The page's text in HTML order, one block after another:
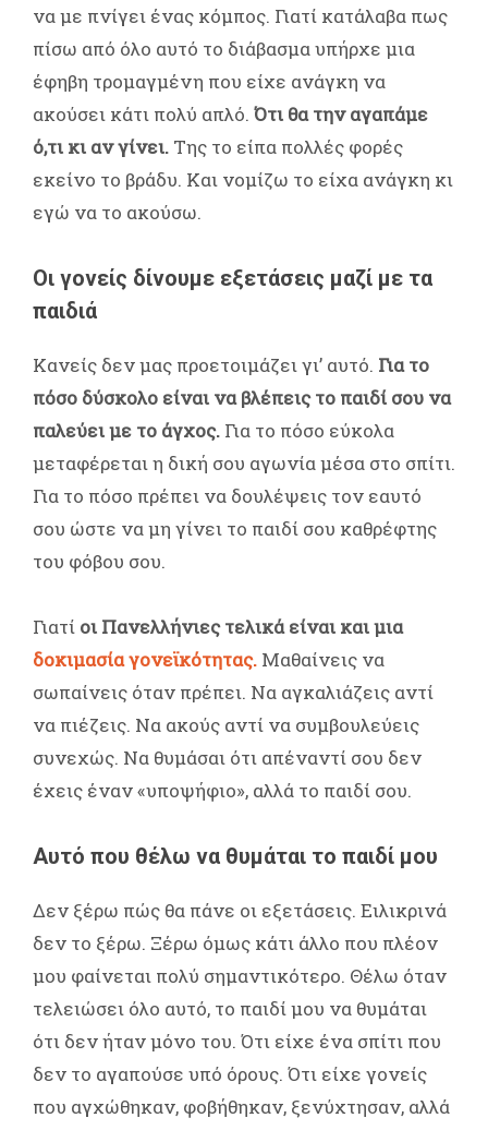
να με πνίγει ένας κόμπος. Γιατί κατάλαβα πως
πίσω από όλο αυτό το διάβασμα υπήρχε μια
έφηβη τρομαγμένη που είχε ανάγκη να
ακούσει κάτι πολύ απλό. Ότι θα την αγαπάμε
ό,τι κι αν γίνει. Της το είπα πολλές φορές
εκείνο το βράδυ. Και νομίζω το είχα ανάγκη κι
εγώ να το ακούσω.
Οι γονείς δίνουμε εξετάσεις μαζί με τα
παιδιά
Κανείς δεν μας προετοιμάζει γι’ αυτό. Για το
πόσο δύσκολο είναι να βλέπεις το παιδί σου να
παλεύει με το άγχος. Για το πόσο εύκολα
μεταφέρεται η δική σου αγωνία μέσα στο σπίτι.
Για το πόσο πρέπει να δουλέψεις τον εαυτό
σου ώστε να μη γίνει το παιδί σου καθρέφτης
του φόβου σου.
Γιατί οι Πανελλήνιες τελικά είναι και μια
δοκιμασία γονεϊκότητας. Μαθαίνεις να
σωπαίνεις όταν πρέπει. Να αγκαλιάζεις αντί
να πιέζεις. Να ακούς αντί να συμβουλεύεις
συνεχώς. Να θυμάσαι ότι απέναντί σου δεν
έχεις έναν «υποψήφιο», αλλά το παιδί σου.
Αυτό που θέλω να θυμάται το παιδί μου
Δεν ξέρω πώς θα πάνε οι εξετάσεις. Ειλικρινά
δεν το ξέρω. Ξέρω όμως κάτι άλλο που πλέον
μου φαίνεται πολύ σημαντικότερο. Θέλω όταν
τελειώσει όλο αυτό, το παιδί μου να θυμάται
ότι δεν ήταν μόνο του. Ότι είχε ένα σπίτι που
δεν το αγαπούσε υπό όρους. Ότι είχε γονείς
που αγχώθηκαν, φοβήθηκαν, ξενύχτησαν, αλλά